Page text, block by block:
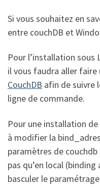
Si vous souhaitez en
entre couchDB et
Pour l’installation sous
il vous faudra aller faire
CouchDB afin de suivre
ligne de commande.
Pour une installation de
à modifier la
paramètres de couchdb
pas qu’en local
basculer le